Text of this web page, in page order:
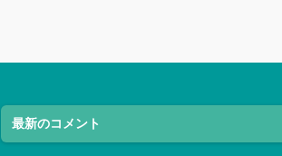
最新のコメント